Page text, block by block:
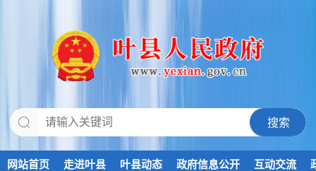
网站首页 走进叶县 叶县动态 政府信息公开 互动交流